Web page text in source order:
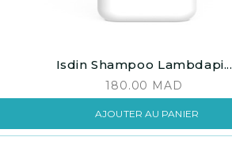
Isdin Shampoo Lambdapi...
180.00 MAD
AJOUTER AU PANIER